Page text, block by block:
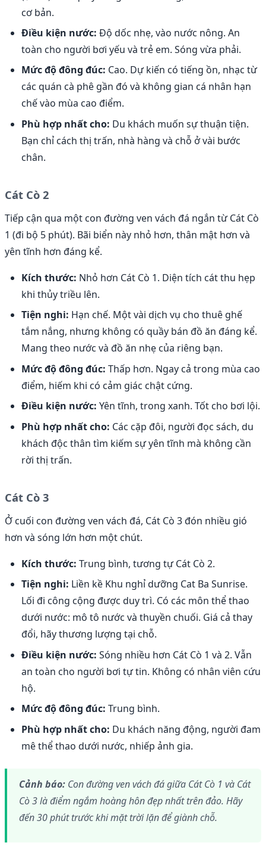
cơ bản.
Điều kiện nước: Độ dốc nhẹ, vào nước nông. An
toàn cho người bơi yếu và trẻ em. Sóng vừa phải.
Mức độ đông đúc: Cao. Dự kiến có tiếng ồn, nhạc từ
các quán cà phê gần đó và không gian cá nhân hạn
chế vào mùa cao điểm.
Phù hợp nhất cho: Du khách muốn sự thuận tiện.
Bạn chỉ cách thị trấn, nhà hàng và chỗ ở vài bước
chân.
Cát Cò 2
Tiếp cận qua một con đường ven vách đá ngắn từ Cát Cò
1 (đi bộ 5 phút). Bãi biển này nhỏ hơn, thân mật hơn và
yên tĩnh hơn đáng kể.
Kích thước: Nhỏ hơn Cát Cò 1. Diện tích cát thu hẹp
khi thủy triều lên.
Tiện nghi: Hạn chế. Một vài dịch vụ cho thuê ghế
tắm nắng, nhưng không có quầy bán đồ ăn đáng kể.
Mang theo nước và đồ ăn nhẹ của riêng bạn.
Mức độ đông đúc: Thấp hơn. Ngay cả trong mùa cao
điểm, hiếm khi có cảm giác chật cứng.
Điều kiện nước: Yên tĩnh, trong xanh. Tốt cho bơi lội.
Phù hợp nhất cho: Các cặp đôi, người đọc sách, du
khách độc thân tìm kiếm sự yên tĩnh mà không cần
rời thị trấn.
Cát Cò 3
Ở cuối con đường ven vách đá, Cát Cò 3 đón nhiều gió
hơn và sóng lớn hơn một chút.
Kích thước: Trung bình, tương tự Cát Cò 2.
Tiện nghi: Liền kề Khu nghỉ dưỡng Cat Ba Sunrise.
Lối đi công cộng được duy trì. Có các môn thể thao
dưới nước: mô tô nước và thuyền chuối. Giá cả thay
đổi, hãy thương lượng tại chỗ.
Điều kiện nước: Sóng nhiều hơn Cát Cò 1 và 2. Vẫn
an toàn cho người bơi tự tin. Không có nhân viên cứu
hộ.
Mức độ đông đúc: Trung bình.
Phù hợp nhất cho: Du khách năng động, người đam
mê thể thao dưới nước, nhiếp ảnh gia.
Cảnh báo: Con đường ven vách đá giữa Cát Cò 1 và Cát
Cò 3 là điểm ngắm hoàng hôn đẹp nhất trên đảo. Hãy
đến 30 phút trước khi mặt trời lặn để giành chỗ.